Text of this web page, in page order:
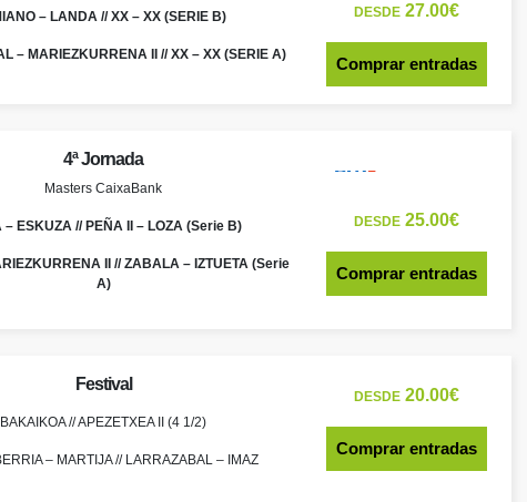
– LANDA // XX – XX (SERIE B)
– MARIEZKURRENA II // XX – XX (SERIE A)
DESDE27.00€
Comprar entradas
4ª Jornada
Masters CaixaBank
ESKUZA // PEÑA II – LOZA (Serie B)
II // ZABALA – IZTUETA (Serie
A)
DESDE25.00€
Comprar entradas
Festival
BAKAIKOA // APEZETXEA II (4 1/2)
– MARTIJA // LARRAZABAL – IMAZ
DESDE20.00€
Comprar entradas